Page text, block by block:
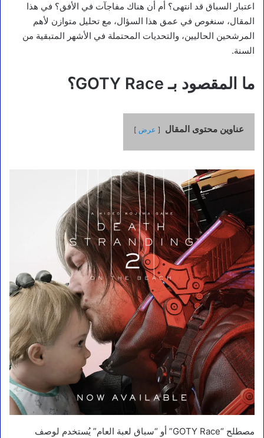
اعتبار السباق قد انتهى؟ أم أن هناك مفاجآت في الأفق؟ في هذا
المقال، سنغوص في عمق هذا السؤال، مع تحليل متوازن لأهم
المرشحين الحاليين، والتحديات المحتملة في الأشهر المتبقية من
السنة.
ما المقصود بـ GOTY Race؟
عناوين محتوى المقال عرض
مصطلح “GOTY Race” أو “سباق لعبة العام” يُستخدم لوصف